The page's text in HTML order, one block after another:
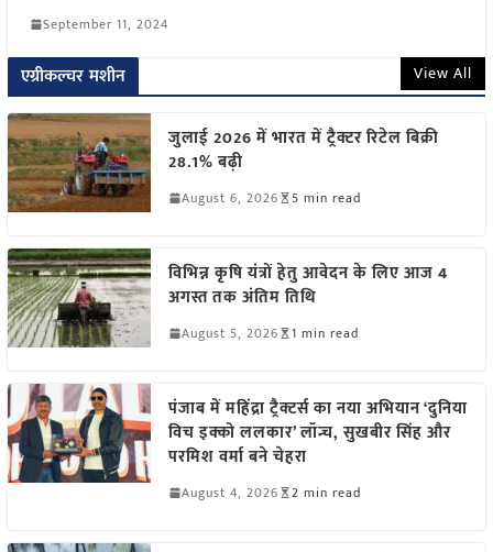
September 11, 2024
एग्रीकल्चर मशीन View All
जुलाई 2026 में भारत में ट्रैक्टर रिटेल बिक्री
28.1% बढ़ी
August 6, 2026 5 min read
विभिन्न कृषि यंत्रों हेतु आवेदन के लिए आज 4
अगस्त तक अंतिम तिथि
August 5, 2026 1 min read
पंजाब में महिंद्रा ट्रैक्टर्स का नया अभियान ‘दुनिया
विच इक्को ललकार’ लॉन्च, सुखबीर सिंह और
परमिश वर्मा बने चेहरा
August 4, 2026 2 min read